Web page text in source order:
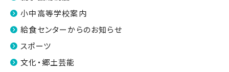
小中高等学校案内
給食センターからのお知らせ
スポーツ
文化・郷土芸能